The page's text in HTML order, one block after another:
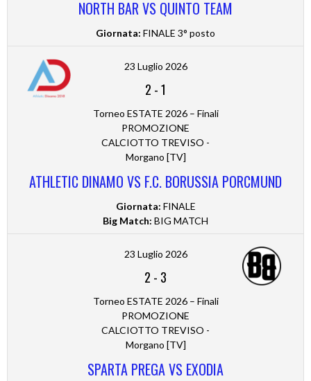
NORTH BAR VS QUINTO TEAM
Giornata: FINALE 3° posto
23 Luglio 2026
2 -1
Torneo ESTATE 2026 – Finali
PROMOZIONE
CALCIOTTO TREVISO -
Morgano [TV]
ATHLETIC DINAMO VS F.C. BORUSSIA PORCMUND
Giornata: FINALE
Big Match: BIG MATCH
23 Luglio 2026
2 - 3
Torneo ESTATE 2026 – Finali
PROMOZIONE
CALCIOTTO TREVISO -
Morgano [TV]
SPARTA PREGA VS EXODIA